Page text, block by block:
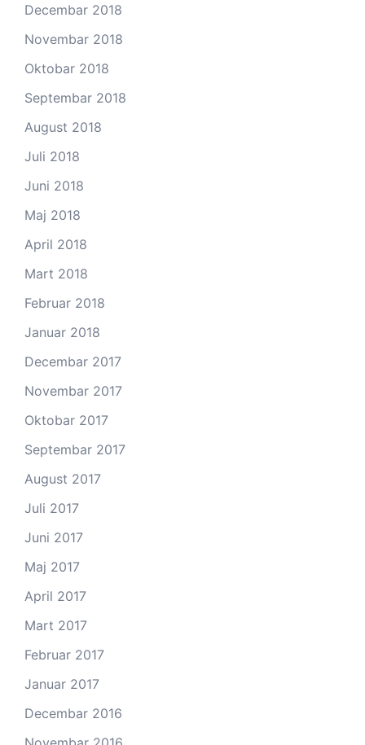
Decembar 2018
Novembar 2018
Oktobar 2018
Septembar 2018
August 2018
Juli 2018
Juni 2018
Maj 2018
April 2018
Mart 2018
Februar 2018
Januar 2018
Decembar 2017
Novembar 2017
Oktobar 2017
Septembar 2017
August 2017
Juli 2017
Juni 2017
Maj 2017
April 2017
Mart 2017
Februar 2017
Januar 2017
Decembar 2016